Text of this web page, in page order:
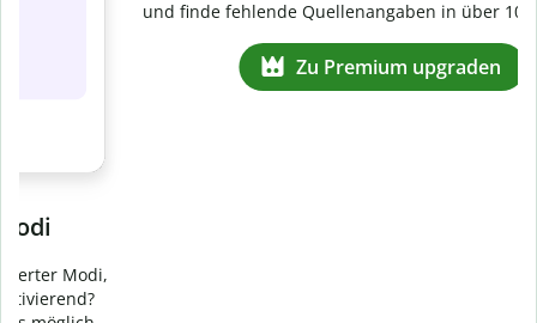
Stelle mit der Plagiatsprüfung sicher, dass dein Text zu 100
% original ist. Analysiere deine Arbeit in Sekundenschnelle